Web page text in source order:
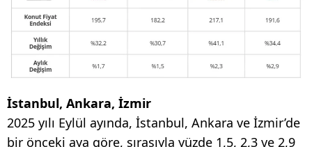
İstanbul, Ankara, İzmir
2025 yılı Eylül ayında, İstanbul, Ankara ve İzmir’de
bir önceki aya göre, sırasıyla yüzde 1,5, 2,3 ve 2,9